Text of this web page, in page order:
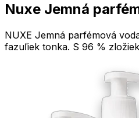
Nuxe Jemná
NUXE Jemná parfémová
fazuľiek tonka. S 96 %